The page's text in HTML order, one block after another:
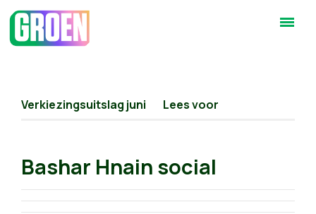
Verkiezingsuitslag juni Lees voor
Bashar Hnain social